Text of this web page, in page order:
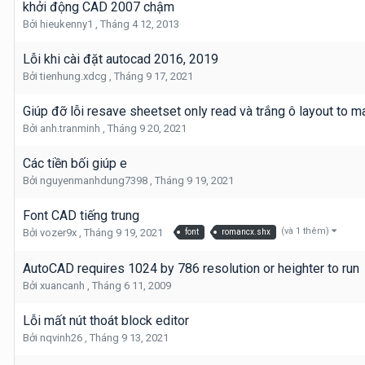
khởi động CAD 2007 chậm
Bởi hieukenny1 , Tháng 4 12, 2013
Lỗi khi cài đặt autocad 2016, 2019
Bởitienhung.xdcg , Tháng 9 17, 2021
Giúp đỡ lỗi resave sheetset only read và trắng ô layout to
Bởi anh.tranminh , Tháng 9 20, 2021
Các tiền bối giúp e
Bởi nguyenmanhdung7398 , Tháng 9 19, 2021
Font CAD tiếng trung
Bởi vozer9x , Tháng 9 19, 2021 font romancx.shx (và 1 thêm)
AutoCAD requires 1024 by 786 resolution or heighter to run
Bởi xuancanh , Tháng 6 11, 2009
Lỗi mất nút thoát block editor
Bởi nqvinh26 , Tháng 9 13, 2021